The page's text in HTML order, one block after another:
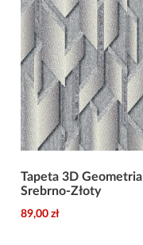
Tapeta 3D Geometria
Srebrno-Złoty
89,00 zł